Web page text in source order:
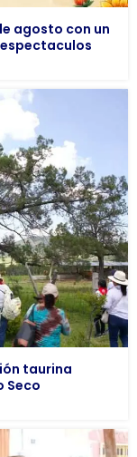
agosto con un
taurina
Seco